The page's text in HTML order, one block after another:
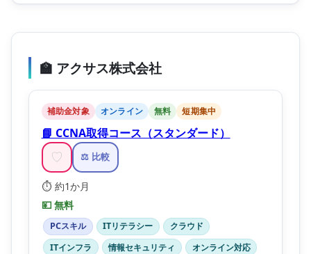
🏫 アクサス株式会社
補助金対象 オンライン 無料 短期集中
📘 CCNA取得コース（スタンダード）
♡ ⚖️ 比較
⏱️ 約1か月
💴 無料
PCスキル ITリテラシー
クラウド
ITインフラ
情報セキュリティ オンライン対応